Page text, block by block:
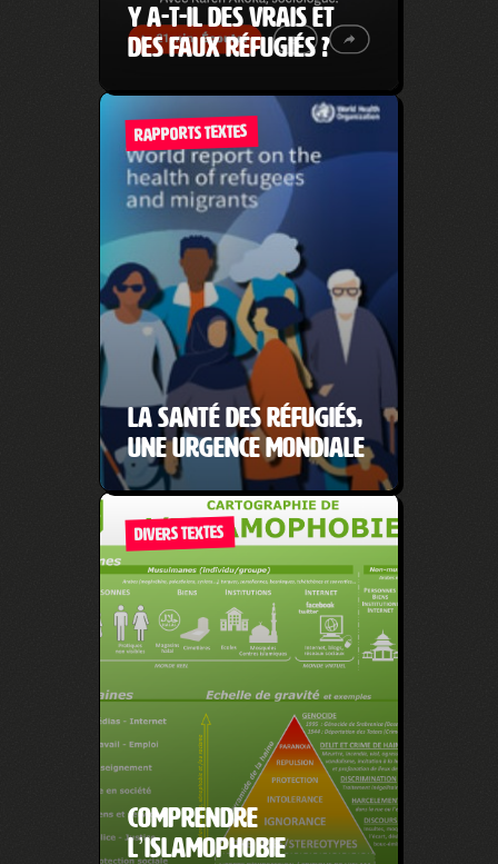
Y a-t-il des vrais et
des faux réfugiés ?
RAPPORTS TEXTES
La santé des réfugiés,
une urgence mondiale
DIVERS TEXTES
Comprendre
l’islamophobie